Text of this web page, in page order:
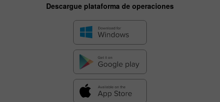
Descargue plataforma de operaciones